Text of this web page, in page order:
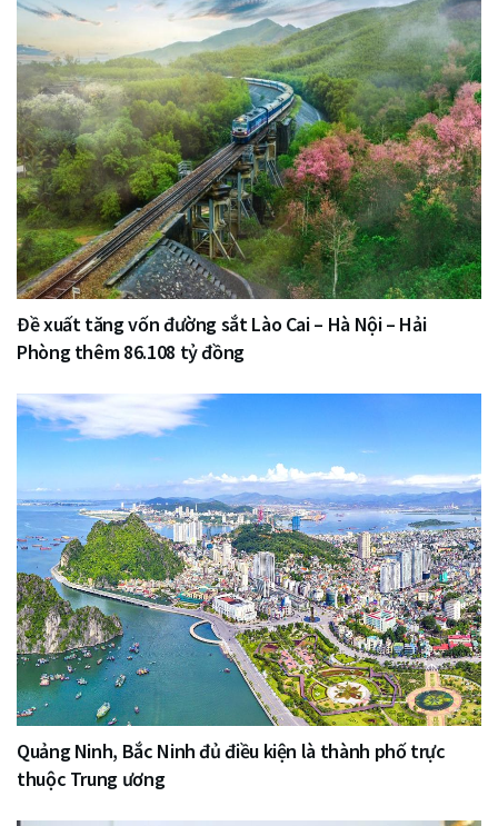
Đề xuất tăng vốn đường sắt Lào Cai – Hà Nội – Hải
Phòng thêm 86.108 tỷ đồng
Quảng Ninh, Bắc Ninh đủ điều kiện là thành phố trực
thuộc Trung ương